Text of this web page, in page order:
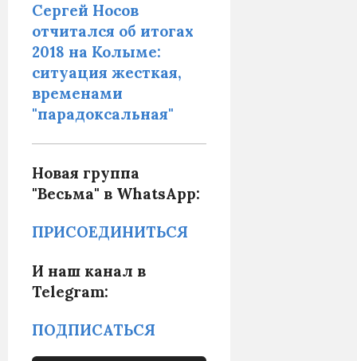
Сергей Носов
отчитался об итогах
2018 на Колыме:
ситуация жесткая,
временами
"парадоксальная"
Новая группа
"Весьма" в WhatsApp:
ПРИСОЕДИНИТЬСЯ
И наш канал в
Telegram:
ПОДПИСАТЬСЯ